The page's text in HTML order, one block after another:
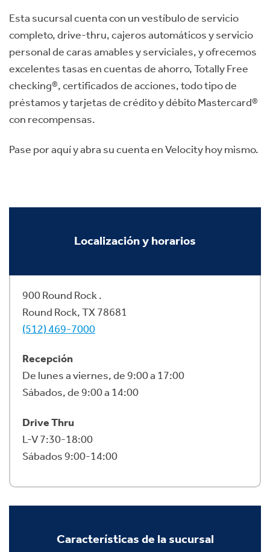
Esta sucursal cuenta con un vestíbulo de servicio
completo, drive-thru, cajeros automáticos y servicio
personal de caras amables y serviciales, y ofrecemos
excelentes tasas en cuentas de ahorro, Totally Free
checking®, certificados de acciones, todo tipo de
préstamos y tarjetas de crédito y débito Mastercard®
con recompensas.
Pase por aquí y abra su cuenta en Velocity hoy mismo.
Localización y horarios
900 Round Rock .
Round Rock, TX 78681
(512) 469-7000
Recepción
De lunes a viernes, de 9:00 a 17:00
Sábados, de 9:00 a 14:00
Drive Thru
L-V 7:30-18:00
Sábados 9:00-14:00
Características de la sucursal